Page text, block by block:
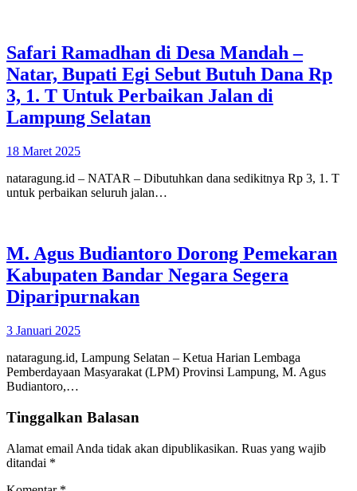
Safari Ramadhan di Desa Mandah –
Natar, Bupati Egi Sebut Butuh Dana Rp
3, 1. T Untuk Perbaikan Jalan di
Lampung Selatan
18 Maret 2025
nataragung.id – NATAR – Dibutuhkan dana sedikitnya Rp 3, 1. T
untuk perbaikan seluruh jalan…
M. Agus Budiantoro Dorong Pemekaran
Kabupaten Bandar Negara Segera
Diparipurnakan
3 Januari 2025
nataragung.id, Lampung Selatan – Ketua Harian Lembaga
Pemberdayaan Masyarakat (LPM) Provinsi Lampung, M. Agus
Budiantoro,…
Tinggalkan Balasan
Alamat email Anda tidak akan dipublikasikan. Ruas yang wajib
ditandai *